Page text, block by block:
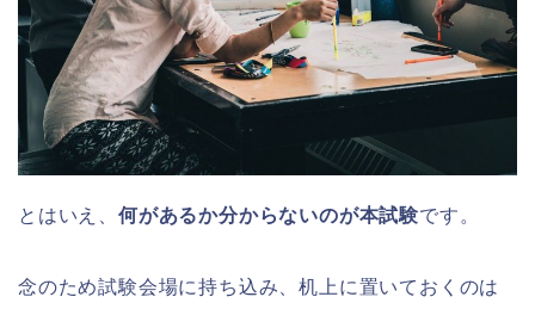
とはいえ、 何があるか分からないのが本試験です。
念のため試験会場に持ち込み、机上に置いておくのは